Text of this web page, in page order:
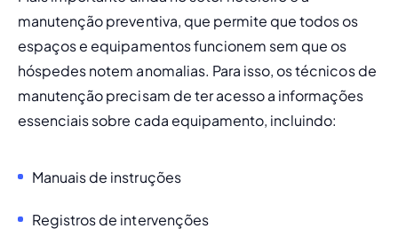
manutenção preventiva, que permite que todos os
espaços e equipamentos funcionem sem que os
hóspedes notem anomalias. Para isso, os técnicos de
manutenção precisam de ter acesso a informações
essenciais sobre cada equipamento, incluindo:
Manuais de instruções
Registros de intervenções